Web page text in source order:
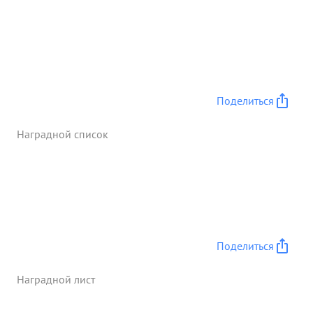
чего 62-3 с честью выполнило провительственное
Поделиться
Наградной список
Поделиться
Наградной лист